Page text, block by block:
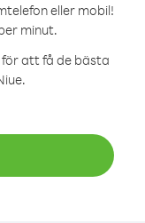
eller mobil!
minut.
att få de bästa